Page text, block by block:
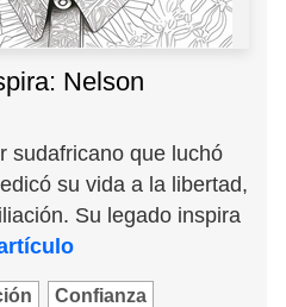
Nelson
sudafricano que luchó
su vida a la libertad,
Su legado inspira
Confianza